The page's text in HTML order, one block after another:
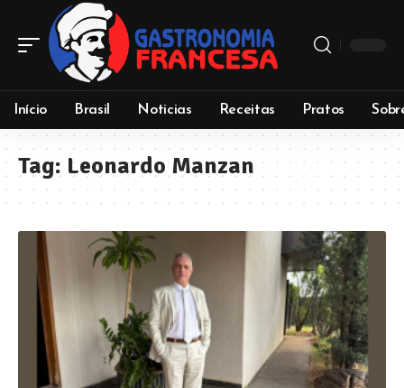
Início Brasil Noticias Receitas Pratos
Tag: Leonardo Manzan